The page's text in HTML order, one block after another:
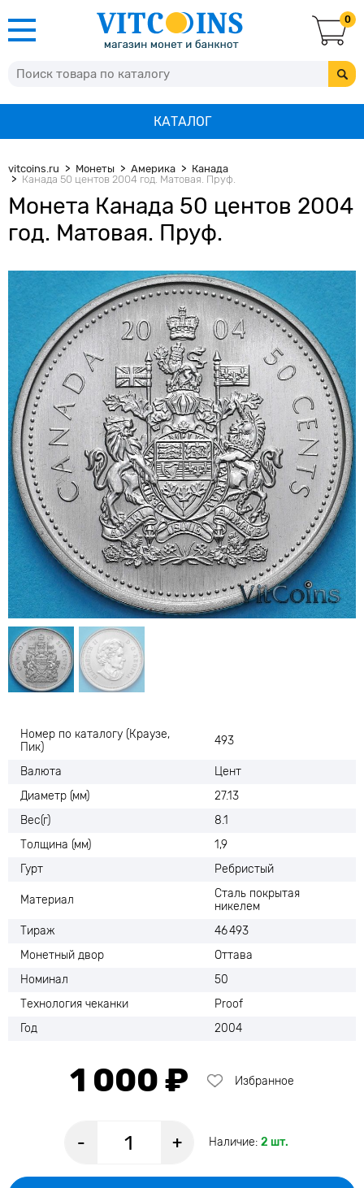
0
КАТАЛОГ
vitcoins.ru Монеты Америка
Канада
Канада 50 центов 2004 год. Матовая. Пруф.
Монета Канада 50 центов 2004
год. Матовая. Пруф.
Номер по каталогу (Краузе,
Пик)
493
Валюта
Цент
Диаметр (мм)
27.13
Вес(г)
8.1
Толщина (мм)
1,9
Гурт
Ребристый
Материал
Сталь покрытая
никелем
Тираж
46 493
Монетный двор
Оттава
Номинал
50
Технология чеканки
Proof
Год
2004
1 000 ₽ Избранное
- + Наличие: 2 шт.